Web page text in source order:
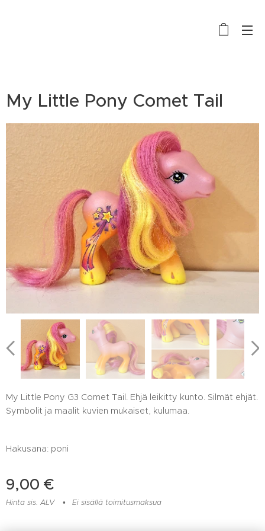
My Little Pony Comet Tail
My Little Pony G3 Comet Tail. Ehjä leikitty kunto. Silmät ehjät.
Symbolit ja maalit kuvien mukaiset, kulumaa.
Hakusana: poni
9,00 €
Hinta sis. ALV Ei sisällä toimitusmaksua